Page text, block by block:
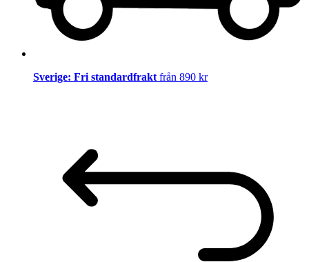
Sverige: Fri standardfrakt från 890 kr